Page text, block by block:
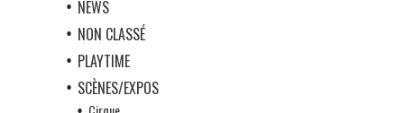
NEWS
NON CLASSÉ
PLAYTIME
SCÈNES/EXPOS